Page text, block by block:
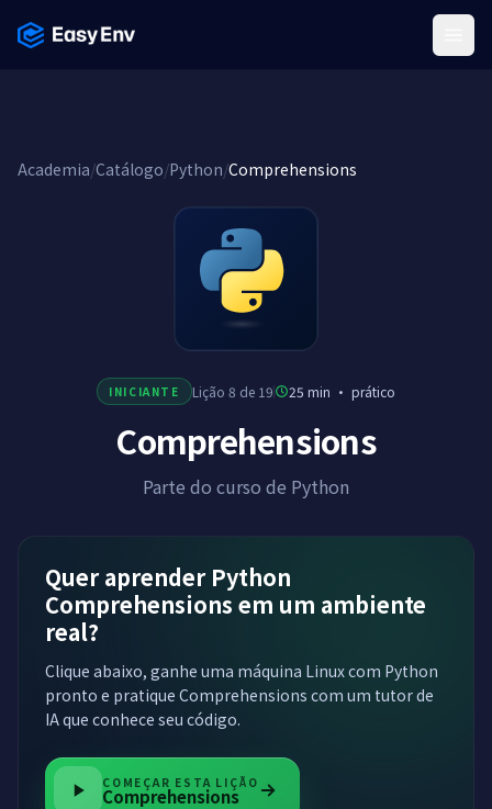
Academia/Catálogo/Python/Comprehensions
INICIANTE Lição 8 de 19 25 min · prático
Comprehensions
Parte do curso de Python
Quer aprender Python
Comprehensions em um ambiente
real?
Clique abaixo, ganhe uma máquina Linux com Python
pronto e pratique Comprehensions com um tutor de
IA que conhece seu código.
COMEÇAR ESTA LIÇÃO
Comprehensions